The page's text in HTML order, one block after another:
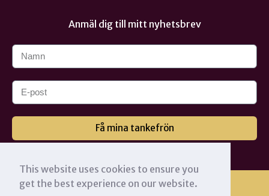
This website uses cookies to ensure you
get the best experience on our website.
Anmäl dig till mitt nyhetsbrev
Få mina tankefrön